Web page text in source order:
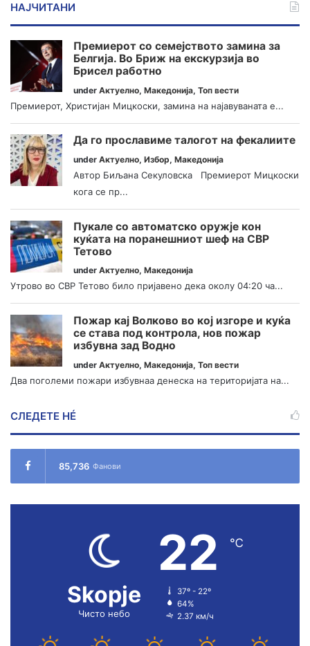
НАЈЧИТАНИ
Премиерот со семејството замина за
Белгија. Во Бриж на екскурзија во
Брисел работно
under Актуелно, Македонија, Топ вести
Премиерот, Христијан Мицкоски, замина на најавуваната е...
Да го прославиме талогот на фекалиите
under Актуелно, Избор, Македонија
Автор Биљана Секуловска Премиерот Мицкоски
кога се пр...
Пукале со автоматско оружје кон
куќата на поранешниот шеф на СВР
Тетово
under Актуелно, Македонија
Утрово во СВР Тетово било пријавено дека околу 04:20 ча...
Пожар кај Волково во кој изгоре и куќа
се става под контрола, нов пожар
избувна зад Водно
under Актуелно, Македонија, Топ вести
Два поголеми пожари избувнаа денеска на територијата на...
СЛЕДЕТЕ НÉ
85,736 Фанови
Skopje
Чисто небо
22 ℃
37º - 22º
64%
2.37 км/ч